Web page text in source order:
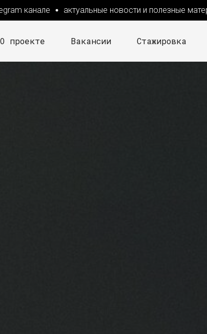
канале актуальные новости и полезные
О проекте Вакансии Стажировка